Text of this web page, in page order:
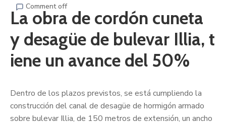
Comment off
La obra de cordón cuneta
y desagüe de bulevar Illia, t
iene un avance del 50%
Dentro de los plazos previstos, se está cumpliendo la
construcción del canal de desagüe de hormigón armado
sobre bulevar Illia, de 150 metros de extensión, un ancho